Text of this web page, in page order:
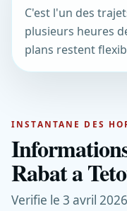
C'est l'un des
plusieurs heures
plans restent
INSTANTANE DES
Rabat a
Verifie le 3 avril